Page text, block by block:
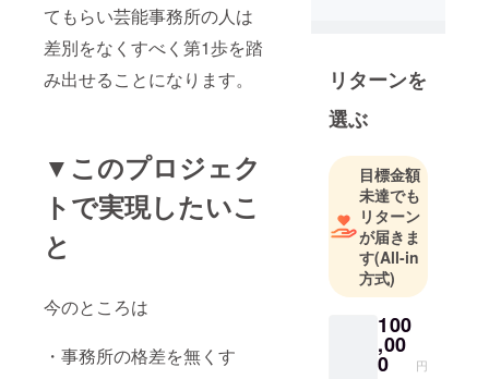
てもらい芸能事務所の人は
差別をなくすべく第1歩を踏
み出せることになります。
▼このプロジェク
トで実現したいこ
と
今のところは
・事務所の格差を無くす
わからなく
なっており
ます。ぜひ
皆様のお力
をお貸しく
ださい！
リターンを
選ぶ
目標金額
未達でも
リターン
が届きま
す(All-in
方式)
100
,00
0 円